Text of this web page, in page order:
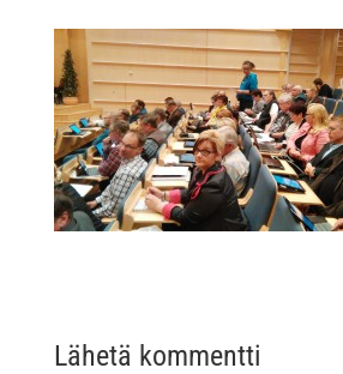
Lähetä kommentti